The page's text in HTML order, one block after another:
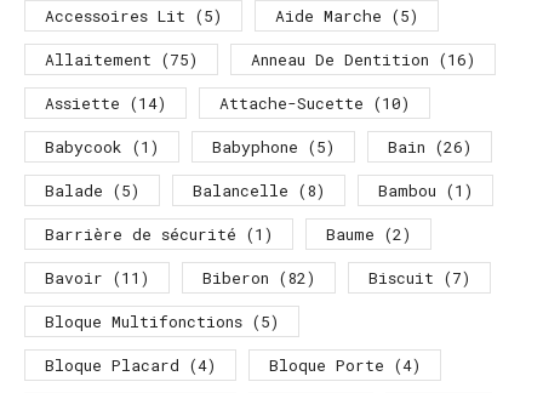
Accessoires Lit (5) Aide Marche (5)
Allaitement (75) Anneau De Dentition (16)
Assiette (14) Attache-Sucette (10)
Babycook (1) Babyphone (5) Bain (26)
Balade (5) Balancelle (8) Bambou (1)
Barrière de sécurité (1) Baume (2)
Bavoir (11) Biberon (82) Biscuit (7)
Bloque Multifonctions (5)
Bloque Placard (4) Bloque Porte (4)